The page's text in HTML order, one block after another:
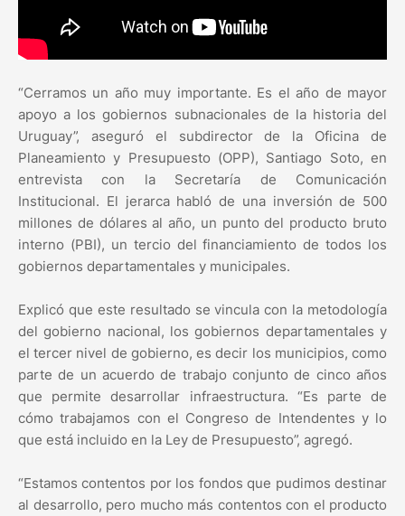
“Cerramos un año muy importante. Es el año de mayor
apoyo a los gobiernos subnacionales de la historia del
Uruguay”, aseguró el subdirector de la Oficina de
Planeamiento y Presupuesto (OPP), Santiago Soto, en
entrevista con la Secretaría de Comunicación
Institucional. El jerarca habló de una inversión de 500
millones de dólares al año, un punto del producto bruto
interno (PBI), un tercio del financiamiento de todos los
gobiernos departamentales y municipales.
Explicó que este resultado se vincula con la metodología
del gobierno nacional, los gobiernos departamentales y
el tercer nivel de gobierno, es decir los municipios, como
parte de un acuerdo de trabajo conjunto de cinco años
que permite desarrollar infraestructura. “Es parte de
cómo trabajamos con el Congreso de Intendentes y lo
que está incluido en la Ley de Presupuesto”, agregó.
“Estamos contentos por los fondos que pudimos destinar
al desarrollo, pero mucho más contentos con el producto